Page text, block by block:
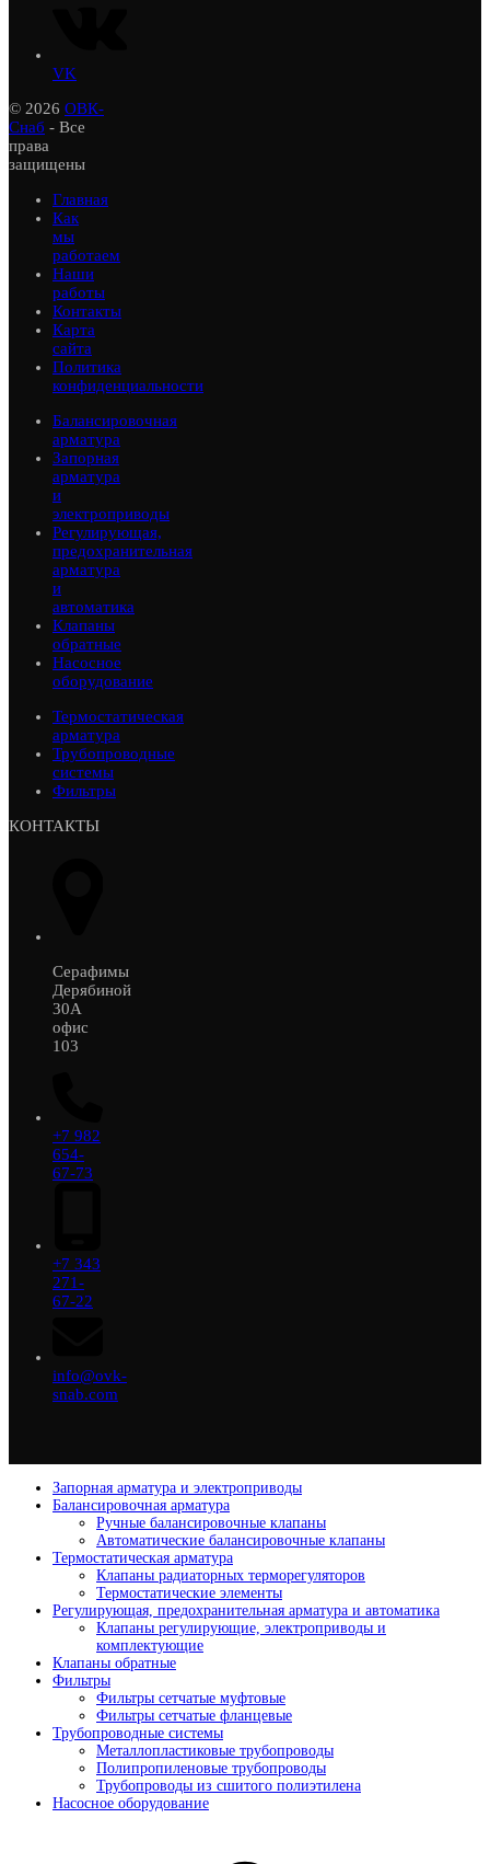
VK
© 2026 ОВК-
Снаб - Все
права
защищены
Главная
Как
мы
работаем
Наши
работы
Контакты
Карта
сайта
Политика
конфиденциальности
Балансировочная
арматура
Запорная
арматура
и
электроприводы
Регулирующая,
предохранительная
арматура
и
автоматика
Клапаны
обратные
Насосное
оборудование
Термостатическая
арматура
Трубопроводные
системы
Фильтры
КОНТАКТЫ
Серафимы
Дерябиной
30А
офис
103
+7 982
654-
67-73
+7 343
271-
67-22
info@ovk-
snab.com
Запорная арматура и электроприводы
Балансировочная арматура
Ручные балансировочные клапаны
Автоматические балансировочные клапаны
Термостатическая арматура
Клапаны радиаторных терморегуляторов
Термостатические элементы
Регулирующая, предохранительная арматура и автоматика
Клапаны регулирующие, электроприводы и
комплектующие
Клапаны обратные
Фильтры
Фильтры сетчатые муфтовые
Фильтры сетчатые фланцевые
Трубопроводные системы
Металлопластиковые трубопроводы
Полипропиленовые трубопроводы
Трубопроводы из сшитого полиэтилена
Насосное оборудование